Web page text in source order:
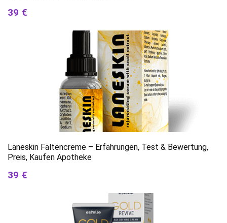
39 €
Laneskin Faltencreme – Erfahrungen, Test & Bewertung,
Preis, Kaufen Apotheke
39 €